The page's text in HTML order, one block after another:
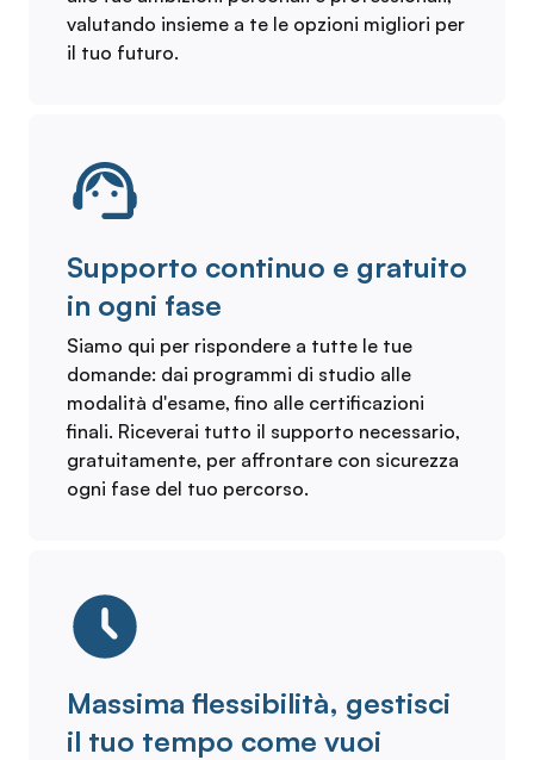
valutando insieme a te le opzioni migliori per
il tuo futuro.
Supporto continuo e gratuito
in ogni fase
Siamo qui per rispondere a tutte le tue
domande: dai programmi di studio alle
modalità d'esame, fino alle certificazioni
finali. Riceverai tutto il supporto necessario,
gratuitamente, per affrontare con sicurezza
ogni fase del tuo percorso.
Massima flessibilità, gestisci
il tuo tempo come vuoi